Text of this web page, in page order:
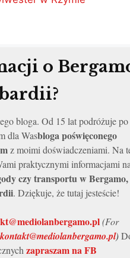
o
bloga. Od 15 lat podróżuje po
dla Wasbloga poświęconego
z moimi doświadczeniami. Na
praktycznymi informacjami
czy transportu w Bergamo,
. Dziękuje, że tutaj jesteście!
(For
kontakt@mediolanbergamo.pl)
zapraszam na FB